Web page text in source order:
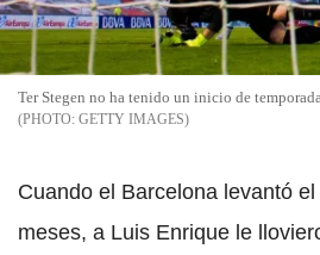
Ter Stegen no ha tenido un inicio de
GETTY IMAGES
Cuando el Barcelona levantó
meses, a Luis Enrique le